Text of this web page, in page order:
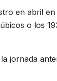
en abril
o los
jornada